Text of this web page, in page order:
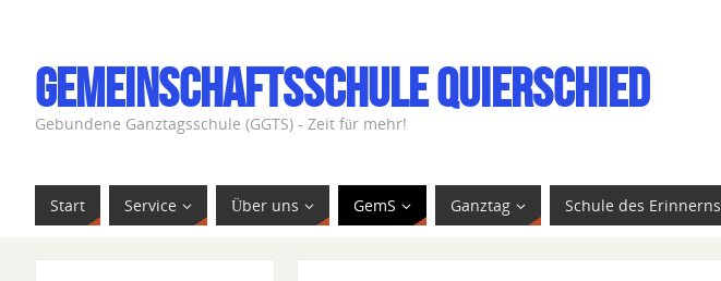
Gemeinschaftsschule Quierschied
Gebundene Ganztagsschule (GGTS) - Zeit für mehr!
Start Service Über uns GemS Ganztag Schule des Erinnerns